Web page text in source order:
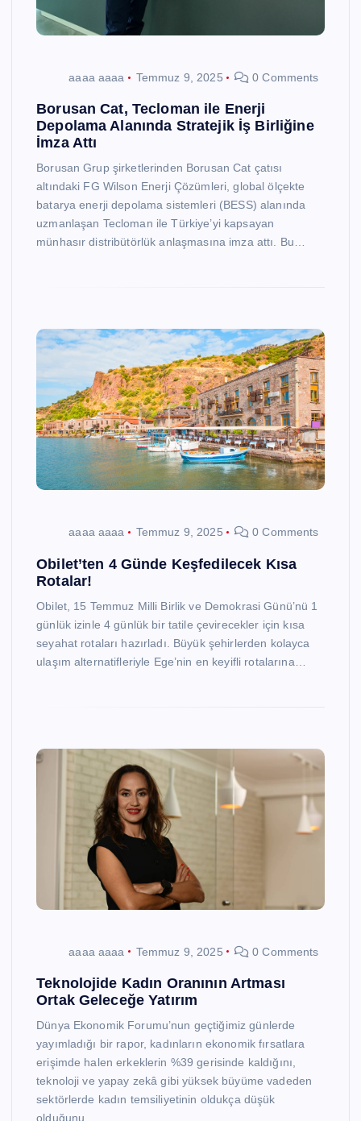
aaaa aaaa Temmuz 9, 2025 0 Comments
Borusan Cat, Tecloman ile Enerji
Depolama Alanında Stratejik İş Birliğine
İmza Attı
Borusan Grup şirketlerinden Borusan Cat çatısı
altındaki FG Wilson Enerji Çözümleri, global ölçekte
batarya enerji depolama sistemleri (BESS) alanında
uzmanlaşan Tecloman ile Türkiye’yi kapsayan
münhasır distribütörlük anlaşmasına imza attı. Bu…
aaaa aaaa Temmuz 9, 2025 0 Comments
Obilet’ten 4 Günde Keşfedilecek Kısa
Rotalar!
Obilet, 15 Temmuz Milli Birlik ve Demokrasi Günü’nü 1
günlük izinle 4 günlük bir tatile çevirecekler için kısa
seyahat rotaları hazırladı. Büyük şehirlerden kolayca
ulaşım alternatifleriyle Ege’nin en keyifli rotalarına…
aaaa aaaa Temmuz 9, 2025 0 Comments
Teknolojide Kadın Oranının Artması
Ortak Geleceğe Yatırım
Dünya Ekonomik Forumu’nun geçtiğimiz günlerde
yayımladığı bir rapor, kadınların ekonomik fırsatlara
erişimde halen erkeklerin %39 gerisinde kaldığını,
teknoloji ve yapay zekâ gibi yüksek büyüme vadeden
sektörlerde kadın temsiliyetinin oldukça düşük
olduğunu…